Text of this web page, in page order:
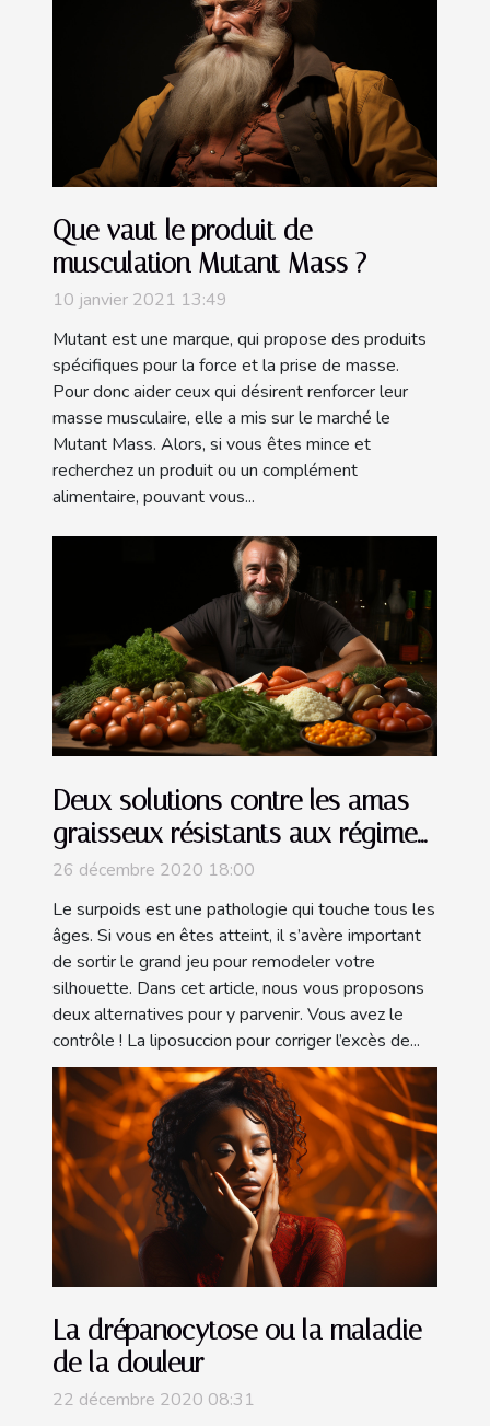
Que vaut le produit de
musculation Mutant Mass ?
10 janvier 2021 13:49
Mutant est une marque, qui propose des produits
spécifiques pour la force et la prise de masse.
Pour donc aider ceux qui désirent renforcer leur
masse musculaire, elle a mis sur le marché le
Mutant Mass. Alors, si vous êtes mince et
recherchez un produit ou un complément
alimentaire, pouvant vous...
Deux solutions contre les amas
graisseux résistants aux régimes
amincissants
26 décembre 2020 18:00
Le surpoids est une pathologie qui touche tous les
âges. Si vous en êtes atteint, il s’avère important
de sortir le grand jeu pour remodeler votre
silhouette. Dans cet article, nous vous proposons
deux alternatives pour y parvenir. Vous avez le
contrôle ! La liposuccion pour corriger l’excès de...
La drépanocytose ou la maladie
de la douleur
22 décembre 2020 08:31